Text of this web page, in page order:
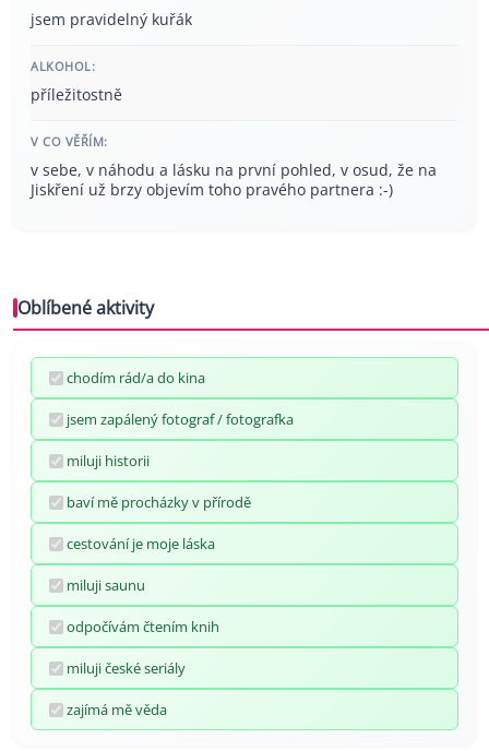
jsem pravidelný kuřák
ALKOHOL:
příležitostně
V CO VĚŘÍM:
v sebe, v náhodu a lásku na první pohled, v osud, že na
Jiskření už brzy objevím toho pravého partnera :-)
Oblíbené aktivity
chodím rád/a do kina
jsem zapálený fotograf / fotografka
miluji historii
baví mě procházky v přírodě
cestování je moje láska
miluji saunu
odpočívám čtením knih
miluji české seriály
zajímá mě věda